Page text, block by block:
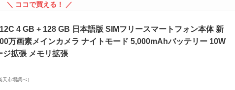
＼ ココで買える！ ／
4 GB + 128 GB 日本語版 SIMフリースマートフォン本体 新
万画素メインカメラ ナイトモード 5,000mAhバッテリー 10W
ジ拡張 メモリ拡張
市場調べ）